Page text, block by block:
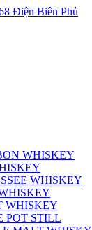
WHISKEY
WHISKEY
WHISKEY
POT STILL